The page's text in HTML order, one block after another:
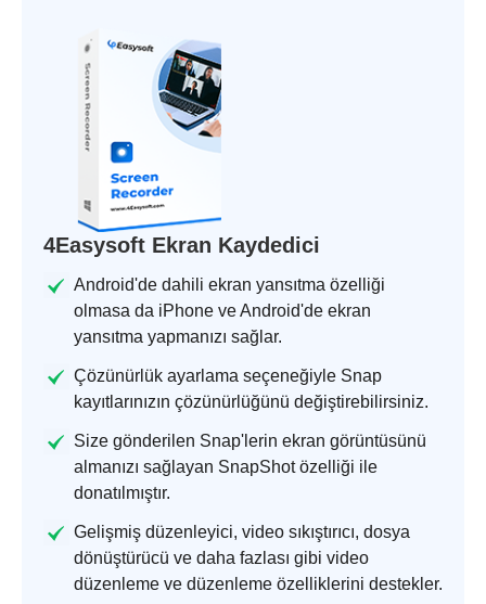
4Easysoft Ekran Kaydedici
Android'de dahili ekran yansıtma özelliği
olmasa da iPhone ve Android'de ekran
yansıtma yapmanızı sağlar.
Çözünürlük ayarlama seçeneğiyle Snap
kayıtlarınızın çözünürlüğünü değiştirebilirsiniz.
Size gönderilen Snap'lerin ekran görüntüsünü
almanızı sağlayan SnapShot özelliği ile
donatılmıştır.
Gelişmiş düzenleyici, video sıkıştırıcı, dosya
dönüştürücü ve daha fazlası gibi video
düzenleme ve düzenleme özelliklerini destekler.